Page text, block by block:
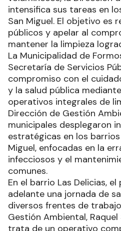
Con intervenciones
la poda de despeje y el
voluminosos, la Dirección
intensifica sus tareas en
San Miguel. El objetivo es
públicos y apelar al
mantener la limpieza
La Municipalidad de
Secretaría de Servicios
compromiso con el
y la salud pública mediante
operativos integrales de
Dirección de Gestión
municipales desplegaron
estratégicas en los barrios
Miguel, enfocadas en la
infecciosos y el
comunes.
En el barrio Las Delicias, el